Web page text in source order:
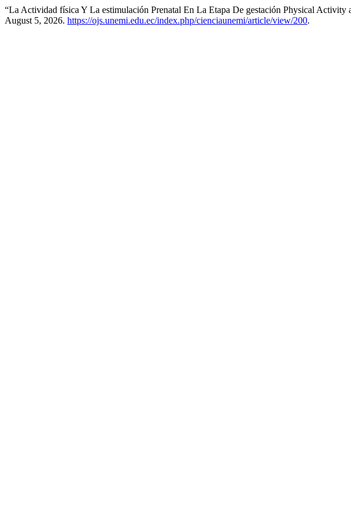
“La Actividad física Y La estimulación Prenatal En La Etapa De gestación Physical Activity
August 5, 2026. https://ojs.unemi.edu.ec/index.php/cienciaunemi/article/view/200.